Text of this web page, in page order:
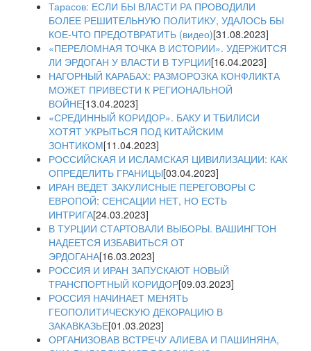
Тарасов: ЕСЛИ БЫ ВЛАСТИ РА ПРОВОДИЛИ
БОЛЕЕ РЕШИТЕЛЬНУЮ ПОЛИТИКУ, УДАЛОСЬ БЫ
КОЕ-ЧТО ПРЕДОТВРАТИТЬ (видео)[31.08.2023]
«ПЕРЕЛОМНАЯ ТОЧКА В ИСТОРИИ». УДЕРЖИТСЯ
ЛИ ЭРДОГАН У ВЛАСТИ В ТУРЦИИ[16.04.2023]
НАГОРНЫЙ КАРАБАХ: РАЗМОРОЗКА КОНФЛИКТА
МОЖЕТ ПРИВЕСТИ К РЕГИОНАЛЬНОЙ
ВОЙНЕ[13.04.2023]
«СРЕДИННЫЙ КОРИДОР». БАКУ И ТБИЛИСИ
ХОТЯТ УКРЫТЬСЯ ПОД КИТАЙСКИМ
ЗОНТИКОМ[11.04.2023]
РОССИЙСКАЯ И ИСЛАМСКАЯ ЦИВИЛИЗАЦИИ: КАК
ОПРЕДЕЛИТЬ ГРАНИЦЫ[03.04.2023]
ИРАН ВЕДЕТ ЗАКУЛИСНЫЕ ПЕРЕГОВОРЫ С
ЕВРОПОЙ: СЕНСАЦИИ НЕТ, НО ЕСТЬ
ИНТРИГА[24.03.2023]
В ТУРЦИИ СТАРТОВАЛИ ВЫБОРЫ. ВАШИНГТОН
НАДЕЕТСЯ ИЗБАВИТЬСЯ ОТ
ЭРДОГАНА[16.03.2023]
РОССИЯ И ИРАН ЗАПУСКАЮТ НОВЫЙ
ТРАНСПОРТНЫЙ КОРИДОР[09.03.2023]
РОССИЯ НАЧИНАЕТ МЕНЯТЬ
ГЕОПОЛИТИЧЕСКУЮ ДЕКОРАЦИЮ В
ЗАКАВКАЗЬЕ[01.03.2023]
ОРГАНИЗОВАВ ВСТРЕЧУ АЛИЕВА И ПАШИНЯНА,